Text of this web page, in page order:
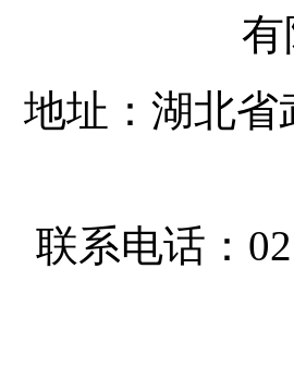
有
地址：湖北省
联系电话：